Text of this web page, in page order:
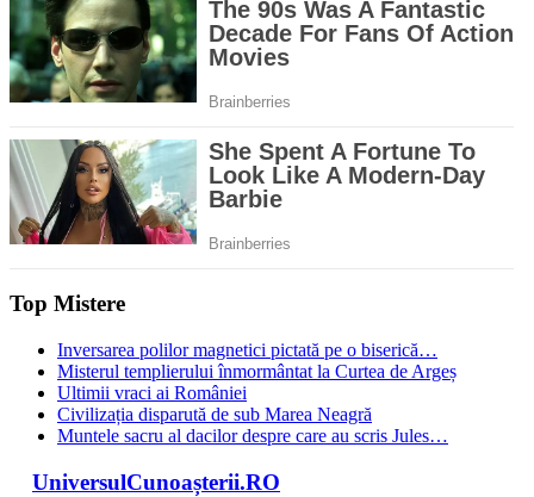
Top Mistere
Inversarea polilor magnetici pictată pe o biserică…
Misterul templierului înmormântat la Curtea de Argeș
Ultimii vraci ai României
Civilizația disparută de sub Marea Neagră
Muntele sacru al dacilor despre care au scris Jules…
UniversulCunoașterii.RO